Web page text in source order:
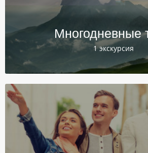
Многодневные
1 экскурсия